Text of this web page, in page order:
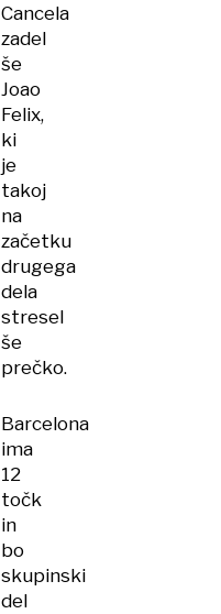
Cancela
zadel
še
Joao
Felix,
ki
je
takoj
na
začetku
drugega
dela
stresel
še
prečko.
Barcelona
ima
12
točk
in
bo
skupinski
del